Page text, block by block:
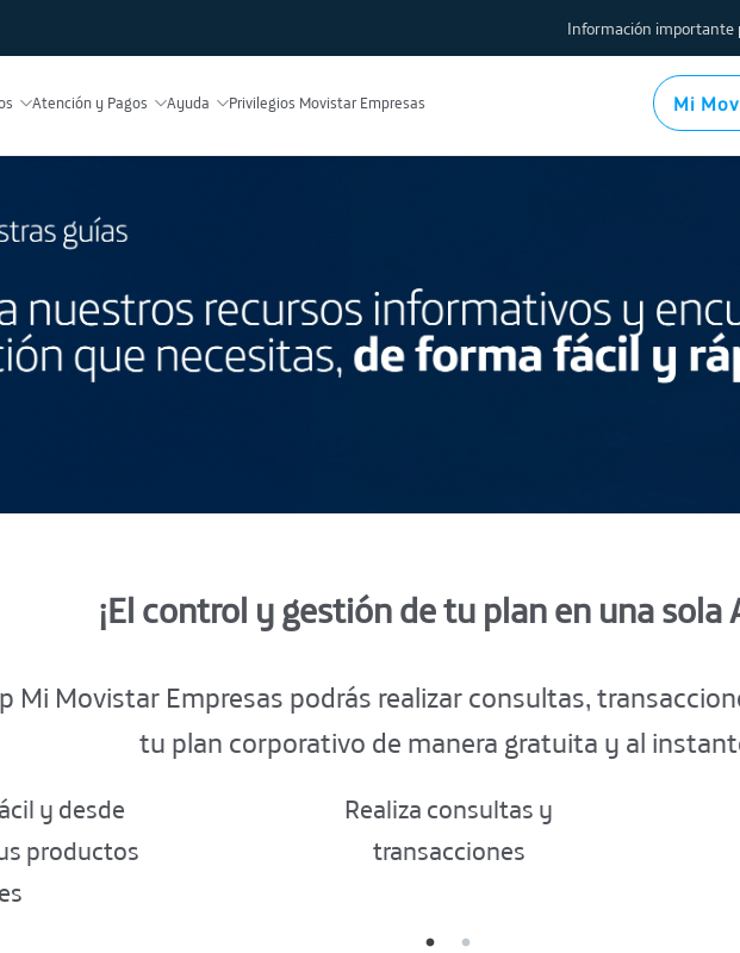
Información importante
Protección al usuario
Comparador de planes y
Test de velocidad
Conoce los equipos y modems
Usa la red local WiFi
Registro de IMEI
Atención y Pagos Ayuda Privilegios Movistar Empresas Mi
¡El control y gestión de tu plan en una sola
Mi Movistar Empresas podrás realizar consultas,
tu plan corporativo de manera gratuita y al
y desde
productos
Realiza consultas y
transacciones